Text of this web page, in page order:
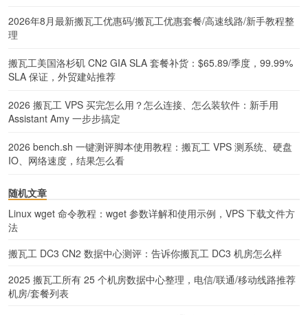
2026年8月最新搬瓦工优惠码/搬瓦工优惠套餐/高速线路/新手教程整
理
搬瓦工美国洛杉矶 CN2 GIA SLA 套餐补货：$65.89/季度，99.99%
SLA 保证，外贸建站推荐
2026 搬瓦工 VPS 买完怎么用？怎么连接、怎么装软件：新手用
Assistant Amy 一步步搞定
2026 bench.sh 一键测评脚本使用教程：搬瓦工 VPS 测系统、硬盘
IO、网络速度，结果怎么看
随机文章
Linux wget 命令教程：wget 参数详解和使用示例，VPS 下载文件方
法
搬瓦工 DC3 CN2 数据中心测评：告诉你搬瓦工 DC3 机房怎么样
2025 搬瓦工所有 25 个机房数据中心整理，电信/联通/移动线路推荐
机房/套餐列表